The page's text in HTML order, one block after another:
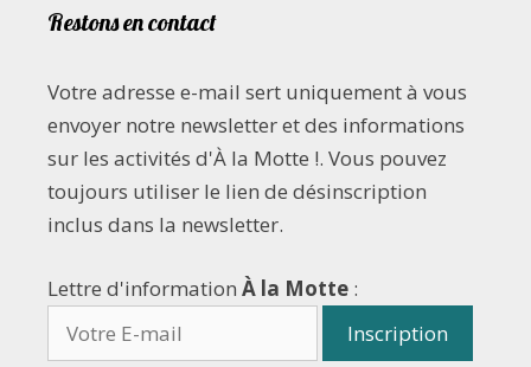
Restons en contact
Votre adresse e-mail sert uniquement à vous
envoyer notre newsletter et des informations
sur les activités d'À la Motte !. Vous pouvez
toujours utiliser le lien de désinscription
inclus dans la newsletter.
Lettre d'information À la Motte :